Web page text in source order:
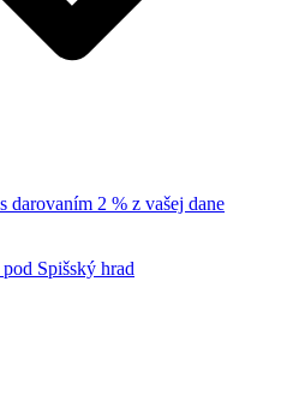
darovaním 2 % z vašej dane
Spišský hrad